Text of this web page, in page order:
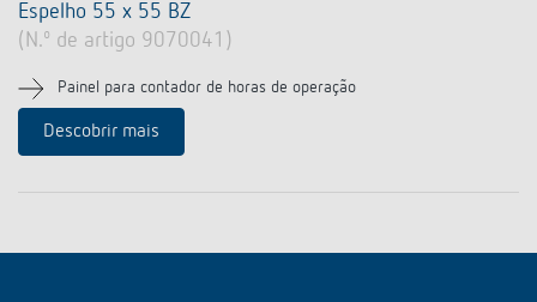
Espelho 55 x 55 BZ
(N.º de artigo 9070041)
Painel para contador de horas de operação
Descobrir mais